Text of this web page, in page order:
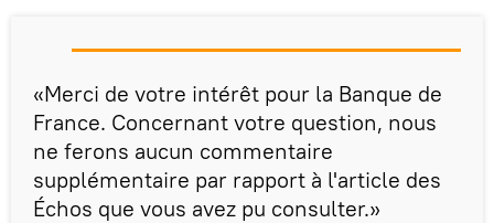
«Merci de votre intérêt pour la Banque de
France. Concernant votre question, nous
ne ferons aucun commentaire
supplémentaire par rapport à l'article des
Échos que vous avez pu consulter.»